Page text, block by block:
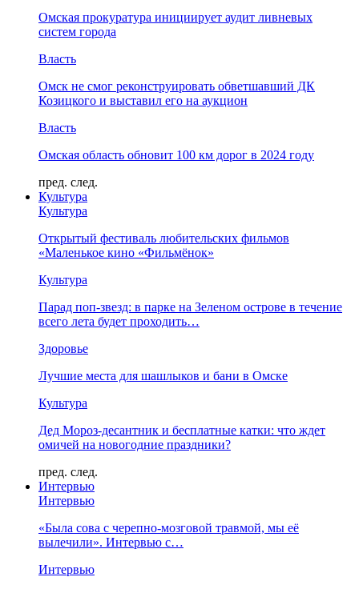
Омская прокуратура инициирует аудит ливневых
систем города
Власть
Омск не смог реконструировать обветшавший ДК
Козицкого и выставил его на аукцион
Власть
Омская область обновит 100 км дорог в 2024 году
пред. след.
Культура
Культура
Открытый фестиваль любительских фильмов
«Маленькое кино «Фильмёнок»
Культура
Парад поп-звезд: в парке на Зеленом острове в течение
всего лета будет проходить…
Здоровье
Лучшие места для шашлыков и бани в Омске
Культура
Дед Мороз-десантник и бесплатные катки: что ждет
омичей на новогодние праздники?
пред. след.
Интервью
Интервью
«Была сова с черепно-мозговой травмой, мы её
вылечили». Интервью с…
Интервью